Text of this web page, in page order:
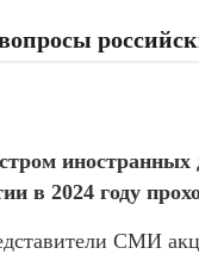
иностранных
в 2024 году
СМИ